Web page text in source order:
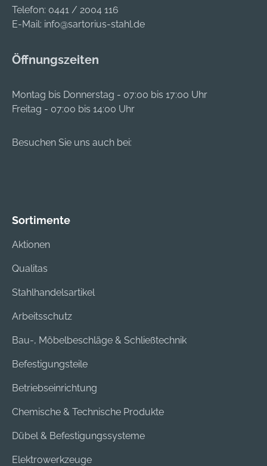
Oberflächen. Karton.
Bedienungsanleitung
Telefon: 0441 / 2004 116
E-Mail: info@sartorius-stahl.de
Öffnungszeiten
Montag bis Donnerstag - 07:00 bis 17:00 Uhr
Freitag - 07:00 bis 14:00 Uhr
Besuchen Sie uns auch bei:
Sortimente
Aktionen
Qualitas
Stahlhandelsartikel
Arbeitsschutz
Bau-, Möbelbeschläge & Schließtechnik
Befestigungsteile
Betriebseinrichtung
Chemische & Technische Produkte
Dübel & Befestigungssysteme
Elektrowerkzeuge